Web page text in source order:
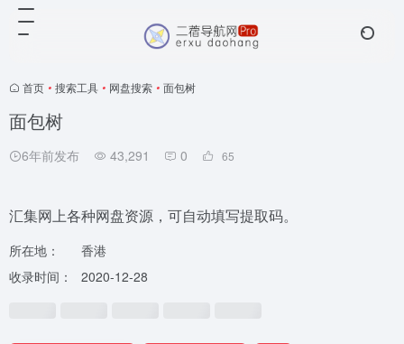
首页 • 搜索工具 • 网盘搜索 • 面包树
面包树
6年前发布 43,291 0 65
汇集网上各种网盘资源，可自动填写提取码。
所在地：
香港
收录时间：
2020-12-28